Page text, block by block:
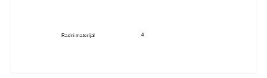
Radni materijal 4